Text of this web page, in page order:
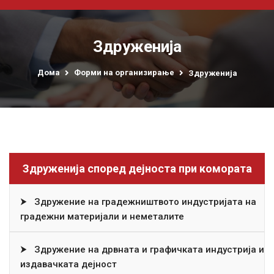
Здруженија
Дома Форми на организирање Здруженија
Здруженија според дејноста при комората
⮞
Здружение на градежништвото индустријата на
градежни материјали и неметалите
⮞
Здружение на дрвната и графичката индустрија и
издавачката дејност